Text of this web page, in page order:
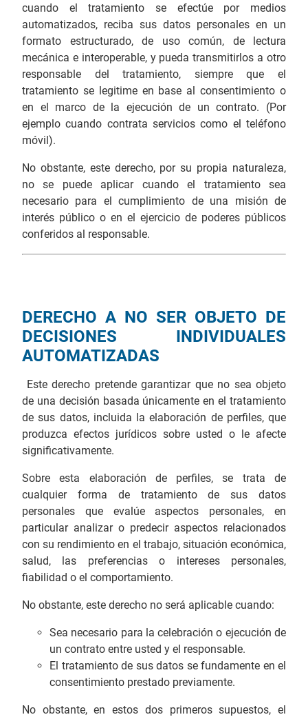
cuando el tratamiento se efectúe por medios
automatizados, reciba sus datos personales en un
formato estructurado, de uso común, de lectura
mecánica e interoperable, y pueda transmitirlos a otro
responsable del tratamiento, siempre que el
tratamiento se legitime en base al consentimiento o
en el marco de la ejecución de un contrato. (Por
ejemplo cuando contrata servicios como el teléfono
móvil).
No obstante, este derecho, por su propia naturaleza,
no se puede aplicar cuando el tratamiento sea
necesario para el cumplimiento de una misión de
interés público o en el ejercicio de poderes públicos
conferidos al responsable.
DERECHO A NO SER OBJETO DE
DECISIONES INDIVIDUALES
AUTOMATIZADAS
Este derecho pretende garantizar que no sea objeto
de una decisión basada únicamente en el tratamiento
de sus datos, incluida la elaboración de perfiles, que
produzca efectos jurídicos sobre usted o le afecte
significativamente.
Sobre esta elaboración de perfiles, se trata de
cualquier forma de tratamiento de sus datos
personales que evalúe aspectos personales, en
particular analizar o predecir aspectos relacionados
con su rendimiento en el trabajo, situación económica,
salud, las preferencias o intereses personales,
fiabilidad o el comportamiento.
No obstante, este derecho no será aplicable cuando:
Sea necesario para la celebración o ejecución de
un contrato entre usted y el responsable.
El tratamiento de sus datos se fundamente en el
consentimiento prestado previamente.
No obstante, en estos dos primeros supuestos, el